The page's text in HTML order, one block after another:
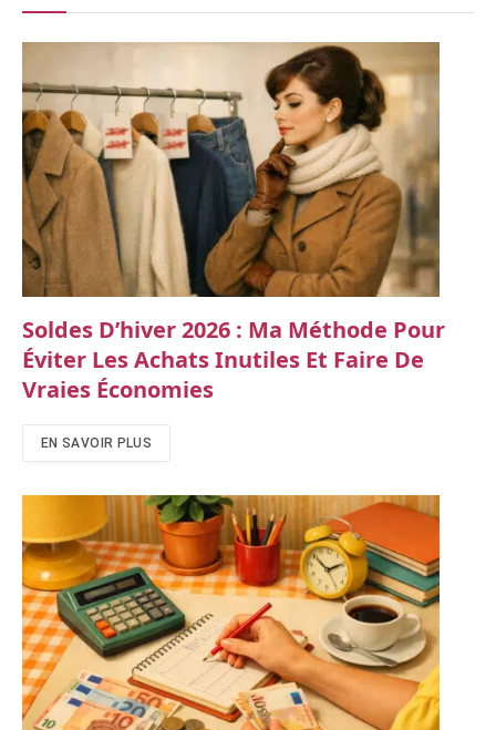
Soldes D’hiver 2026 : Ma Méthode Pour
Éviter Les Achats Inutiles Et Faire De
Vraies Économies
EN SAVOIR PLUS